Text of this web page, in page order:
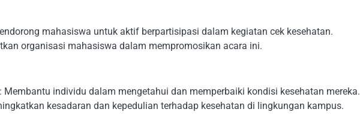
mahasiswa untuk aktif berpartisipasi dalam kegiatan cek kesehatan.
organisasi mahasiswa dalam mempromosikan acara ini.
: Membantu individu dalam mengetahui dan memperbaiki kondisi kesehatan mereka.
kesadaran dan kepedulian terhadap kesehatan di lingkungan kampus.